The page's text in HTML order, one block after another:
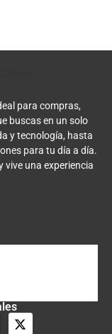
para compras,
buscas en un solo
y tecnología, hasta
para tu día a día.
vive una experiencia